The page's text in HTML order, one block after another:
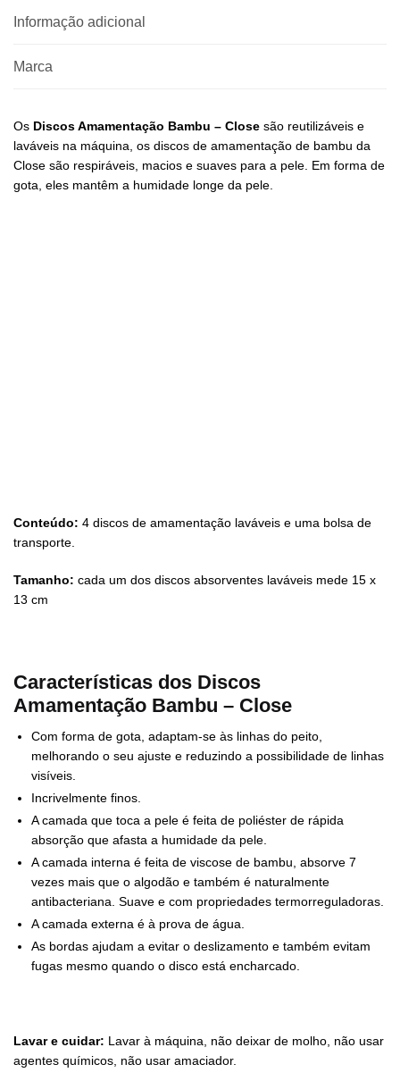
Informação adicional
Marca
Os Discos Amamentação Bambu – Close são reutilizáveis ​​e
laváveis ​​na máquina, os discos de amamentação de bambu da
Close são respiráveis, macios e suaves para a pele. Em forma de
gota, eles mantêm a humidade longe da pele.
Conteúdo: 4 discos de amamentação laváveis ​​e uma bolsa de
transporte.
Tamanho: cada um dos discos absorventes laváveis ​​mede 15 x
13 cm
Características dos Discos
Amamentação Bambu – Close
Com forma de gota, adaptam-se às linhas do peito,
melhorando o seu ajuste e reduzindo a possibilidade de linhas
visíveis.
Incrivelmente finos.
A camada que toca a pele é feita de poliéster de rápida
absorção que afasta a humidade da pele.
A camada interna é feita de viscose de bambu, absorve 7
vezes mais que o algodão e também é naturalmente
antibacteriana. Suave e com propriedades termorreguladoras.
A camada externa é à prova de água.
As bordas ajudam a evitar o deslizamento e também evitam
fugas mesmo quando o disco está encharcado.
Lavar e cuidar: Lavar à máquina, não deixar de molho, não usar
agentes químicos, não usar amaciador.